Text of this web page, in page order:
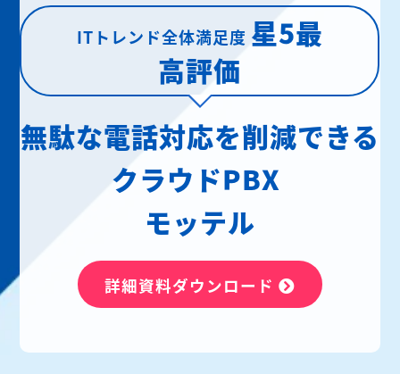
ITトレンド全体満足度 星5最
高評価
無駄な電話対応を削減できる
クラウドPBX
モッテル
詳細資料ダウンロード